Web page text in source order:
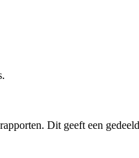
Dit geeft een